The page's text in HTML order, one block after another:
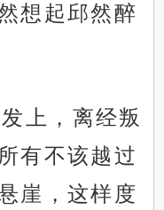
想起邱然醉
上，离经叛
有不该越过
崖，这样度